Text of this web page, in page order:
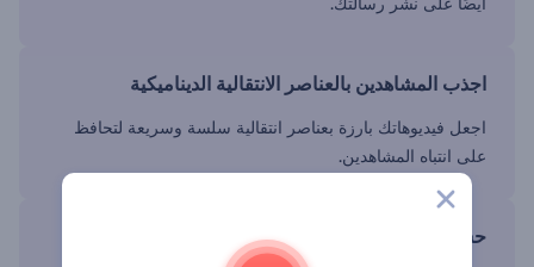
اجذب المشاهدين بالعناصر الانتقالية الديناميكية
اجعل فيديوهاتك بارزة بعناصر انتقالية سلسة وسريعة لتحافظ
على انتباه المشاهدين.
حسّن مرئياتك بالرسوم البيانية المخصصة